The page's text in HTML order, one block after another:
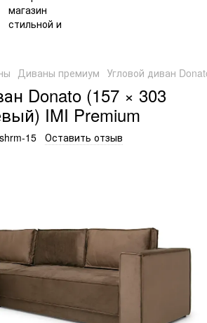
Диваны премиум Угловой диван
Donato (157 × 303
IMI Premium
15 Оставить отзыв